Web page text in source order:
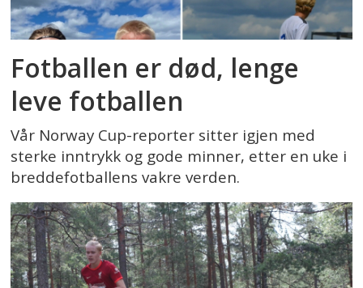
Fotballen er død, lenge
leve fotballen
Vår Norway Cup-reporter sitter igjen med
sterke inntrykk og gode minner, etter en uke i
breddefotballens vakre verden.